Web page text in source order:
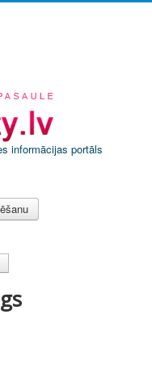
informācijas portāls